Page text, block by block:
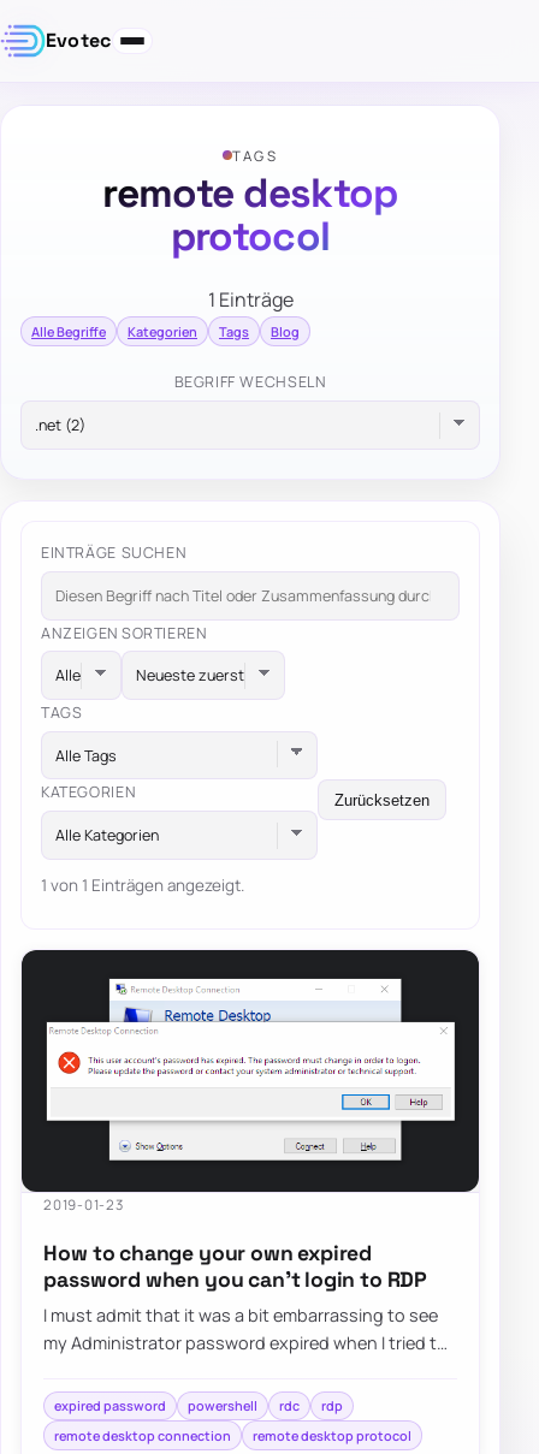
Evotec
TAGS
remote desktop
protocol
1 Einträge
Alle Begriffe Kategorien Tags Blog
BEGRIFF WECHSELN
EINTRÄGE SUCHEN
ANZEIGEN SORTIEREN
TAGS
Alle Tags
KATEGORIEN
Alle Kategorien
Zurücksetzen
1 von 1 Einträgen angezeigt.
2019-01-23
How to change your own expired
password when you can’t login to RDP
I must admit that it was a bit embarrassing to see
my Administrator password expired when I tried to
expired password powershell rdc
rdp
remote desktop connection
remote desktop protocol